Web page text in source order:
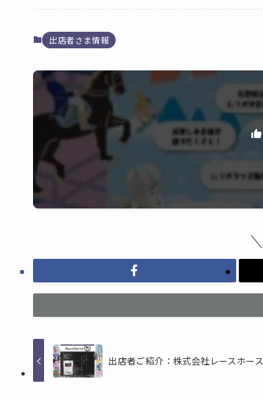
出店者さま情報
出店者ご紹介：株式会社レースホース